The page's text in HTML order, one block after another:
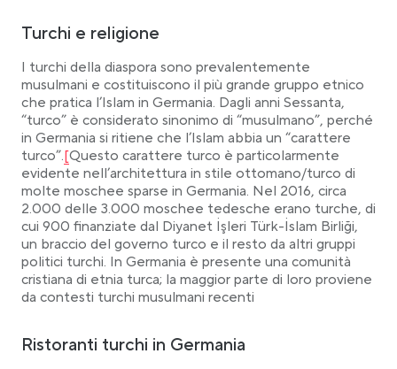
Turchi e religione
I turchi della diaspora sono prevalentemente
musulmani e costituiscono il più grande gruppo etnico
che pratica l’Islam in Germania. Dagli anni Sessanta,
“turco” è considerato sinonimo di “musulmano”, perché
in Germania si ritiene che l’Islam abbia un “carattere
turco”.Link opens in a new tab
[Questo carattere turco è particolarmente
evidente nell’architettura in stile ottomano/turco di
molte moschee sparse in Germania. Nel 2016, circa
2.000 delle 3.000 moschee tedesche erano turche, di
cui 900 finanziate dal Diyanet İşleri Türk-İslam Birliği,
un braccio del governo turco e il resto da altri gruppi
politici turchi. In Germania è presente una comunità
cristiana di etnia turca; la maggior parte di loro proviene
da contesti turchi musulmani recenti
Ristoranti turchi in Germania